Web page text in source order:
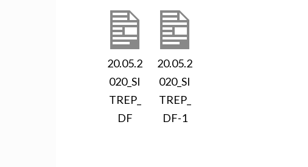
20.05.2
020_SI
TREP_
DF
20.05.2
020_SI
TREP_
DF-1